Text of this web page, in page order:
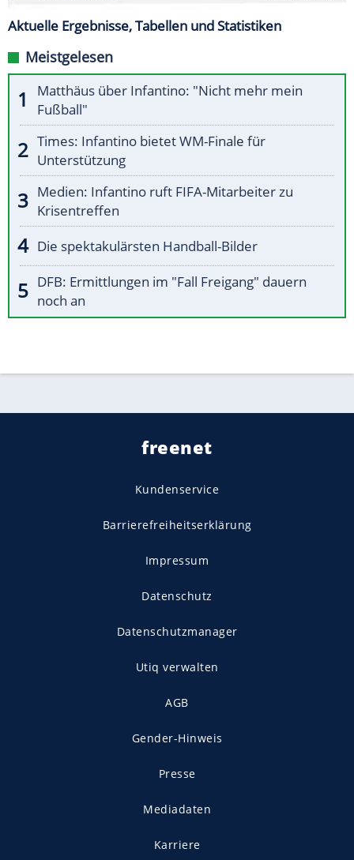
Aktuelle Ergebnisse, Tabellen und Statistiken
Meistgelesen
Matthäus über Infantino: "Nicht mehr mein
Fußball"
Times: Infantino bietet WM-Finale für
Unterstützung
Medien: Infantino ruft FIFA-Mitarbeiter zu
Krisentreffen
Die spektakulärsten Handball-Bilder
DFB: Ermittlungen im "Fall Freigang" dauern
noch an
freenet
Kundenservice
Barrierefreiheitserklärung
Impressum
Datenschutz
Datenschutzmanager
Utiq verwalten
AGB
Gender-Hinweis
Presse
Mediadaten
Karriere